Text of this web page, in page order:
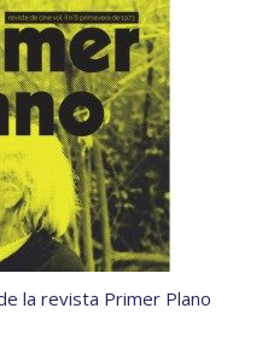
la revista Primer Plano